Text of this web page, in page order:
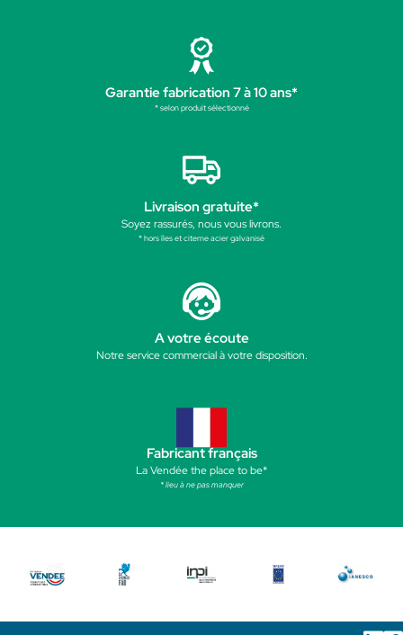
Garantie fabrication 7 à 10 ans*
* selon produit sélectionné
Livraison gratuite*
Soyez rassurés, nous vous livrons.
* hors îles et citerne acier galvanisé
A votre écoute
Notre service commercial à votre disposition.
Fabricant français
La Vendée the place to be*
* lieu à ne pas manquer